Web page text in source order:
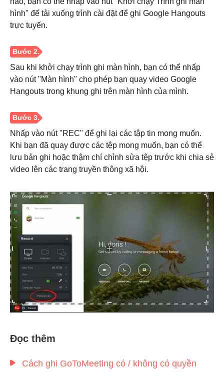
hình" để tải xuống trình cài đặt để ghi Google Hangouts
trực tuyến.
Sau khi khởi chạy trình ghi màn hình, bạn có thể nhấp
vào nút "Màn hình" cho phép bạn quay video Google
Hangouts trong khung ghi trên màn hình của mình.
Nhấp vào nút "REC" để ghi lại các tập tin mong muốn.
Khi bạn đã quay được các tệp mong muốn, bạn có thể
lưu bản ghi hoặc thậm chí chỉnh sửa tệp trước khi chia sẻ
video lên các trang truyền thông xã hội.
Đọc thêm
Cách ghi GoToMeeting có / không có quyền